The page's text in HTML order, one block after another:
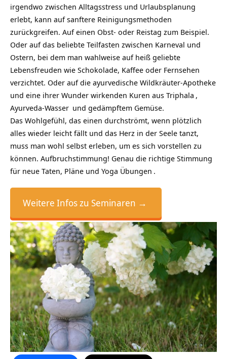
irgendwo zwischen Alltagsstress und Urlaubsplanung
erlebt, kann auf sanftere Reinigungsmethoden
zurückgreifen. Auf einen Obst- oder Reistag zum Beispiel.
Oder auf das beliebte Teilfasten zwischen Karneval und
Ostern, bei dem man wahlweise auf heiß geliebte
Lebensfreuden wie Schokolade, Kaffee oder Fernsehen
verzichtet. Oder auf die ayurvedische Wildkräuter-Apotheke
und eine ihrer Wunder wirkenden Kuren aus Triphala ,
Ayurveda-Wasser und gedämpftem Gemüse.
Das Wohlgefühl, das einen durchströmt, wenn plötzlich
alles wieder leicht fällt und das Herz in der Seele tanzt,
muss man wohl selbst erleben, um es sich vorstellen zu
können. Aufbruchstimmung! Genau die richtige Stimmung
für neue Taten, Pläne und Yoga Übungen .
Weitere Infos zu Seminaren →